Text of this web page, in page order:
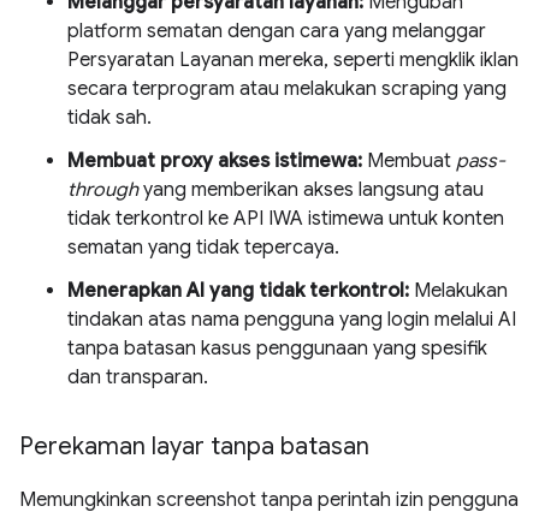
platform sematan dengan cara yang melanggar
Persyaratan Layanan mereka, seperti mengklik iklan
secara terprogram atau melakukan scraping yang
tidak sah.
Membuat proxy akses istimewa: Membuat pass-
throughyang memberikan akses langsung atau
tidak terkontrol ke API IWA istimewa untuk konten
sematan yang tidak tepercaya.
Menerapkan AI yang tidak terkontrol: Melakukan
tindakan atas nama pengguna yang login melalui AI
tanpa batasan kasus penggunaan yang spesifik
dan transparan.
Perekaman layar tanpa batasan
Memungkinkan screenshot tanpa perintah izin pengguna